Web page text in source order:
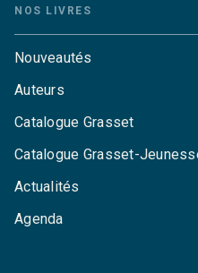
NOS LIVRES
Nouveautés
Auteurs
Catalogue Grasset
Catalogue Grasset-
Actualités
Agenda